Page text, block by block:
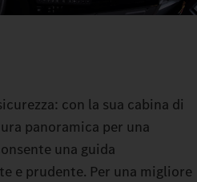
con la sua cabina di
panoramica per una
una guida
e prudente. Per una migliore